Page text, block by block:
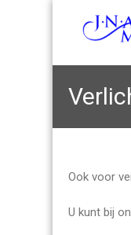
Ook voor
U kunt bij